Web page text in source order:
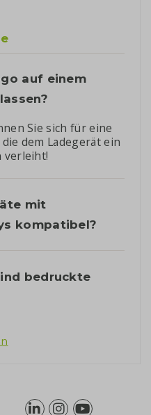
auf einem
Sie sich für eine
dem Ladegerät ein
verleiht!
mit
kompatibel?
bedruckte